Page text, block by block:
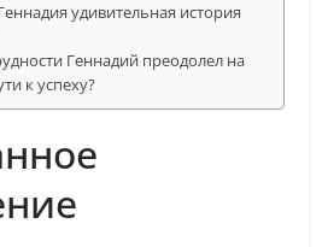
удивительная история
Геннадий преодолел на
к успеху?